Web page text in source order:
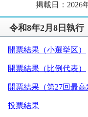
掲載日：2026
令和8年2月8日執
開票結果（小選挙区）
開票結果（比例代表）
開票結果（第27回最
投票結果